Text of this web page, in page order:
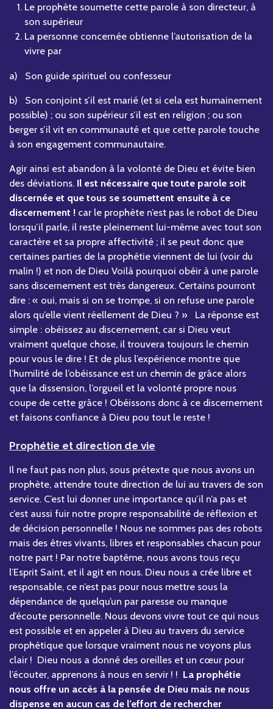
Le prophète soumette cette parole à son directeur, à
son supérieur
La personne concernée obtienne l’autorisation de la
vivre par
a) Son guide spirituel ou confesseur
b) Son conjoint s’il est marié (et si cela est humainement
possible) ; ou son supérieur s’il est en religion ; ou son
berger s’il vit en communauté et que cette parole touche
à son engagement communautaire.
Agir ainsi est abandon à la volonté de Dieu et évite bien
des déviations. Il est nécessaire que toute parole soit
discernée et que tous se soumettent ensuite à ce
discernement ! car le prophète n’est pas le robot de Dieu
lorsqu’il parle, il reste pleinement lui-même avec tout son
caractère et sa propre affectivité ; il se peut donc que
certaines parties de la prophétie viennent de lui (voir du
malin !) et non de Dieu Voilà pourquoi obéir à une parole
sans discernement est très dangereux. Certains pourront
dire : « oui, mais si on se trompe, si on refuse une parole
alors qu’elle vient réellement de Dieu ? » La réponse est
simple : obéissez au discernement, car si Dieu veut
vraiment quelque chose, il trouvera toujours le chemin
pour vous le dire ! Et de plus l’expérience montre que
l’humilité de l’obéissance est un chemin de grâce alors
que la dissension, l’orgueil et la volonté propre nous
coupe de cette grâce ! Obéissons donc à ce discernement
et faisons confiance à Dieu pou tout le reste !
Prophétie et direction de vie
Il ne faut pas non plus, sous prétexte que nous avons un
prophète, attendre toute direction de lui au travers de son
service. C’est lui donner une importance qu’il n’a pas et
c’est aussi fuir notre propre responsabilité de réflexion et
de décision personnelle ! Nous ne sommes pas des robots
mais des êtres vivants, libres et responsables chacun pour
notre part ! Par notre baptême, nous avons tous reçu
l’Esprit Saint, et il agit en nous. Dieu nous a crée libre et
responsable, ce n’est pas pour nous mettre sous la
dépendance de quelqu’un par paresse ou manque
d’écoute personnelle. Nous devons vivre tout ce qui nous
est possible et en appeler à Dieu au travers du service
prophétique que lorsque vraiment nous ne voyons plus
clair ! Dieu nous a donné des oreilles et un cœur pour
l’écouter, apprenons à nous en servir ! ! La prophétie
nous offre un accès à la pensée de Dieu mais ne nous
dispense en aucun cas de l’effort de rechercher